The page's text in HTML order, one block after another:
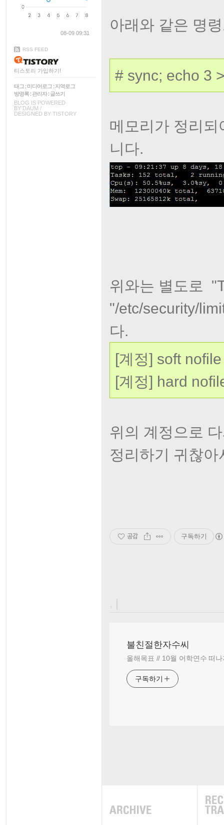
08-09 09:31
RSS FEED
티스토리 가입하기!
태그 : 미디어로그 : 지역로그
방명록 : 관리자: 글쓰기
BLOG IS POWERED
BY DAUM /
DESIGNED BY TISTORY
아래와 같은 명
# sync; echo 3
메모리가 정리
니다.
위와는 별도로
"/etc/security/
다.
[계정] soft
[계정] hard
위의 계정으로
정리하기 귀찮
공감 구독하기
, |
불친절한자수씨
올해목표 // 10월 어학연수 떠나
구독하기